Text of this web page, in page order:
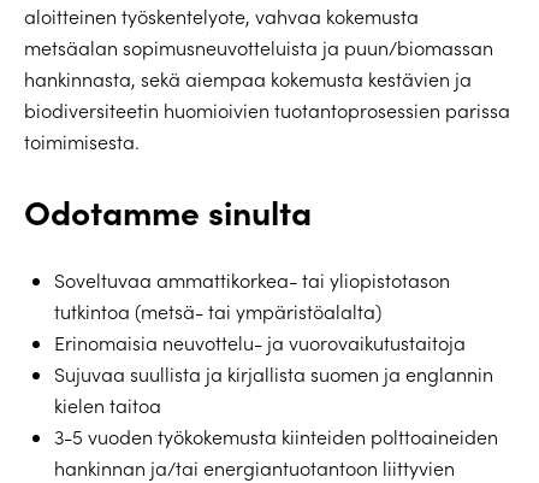
aloitteinen työskentelyote, vahvaa kokemusta
metsäalan sopimusneuvotteluista ja puun/biomassan
hankinnasta, sekä aiempaa kokemusta kestävien ja
biodiversiteetin huomioivien tuotantoprosessien parissa
toimimisesta.
Odotamme sinulta
Soveltuvaa ammattikorkea- tai yliopistotason
tutkintoa (metsä- tai ympäristöalalta)
Erinomaisia neuvottelu- ja vuorovaikutustaitoja
Sujuvaa suullista ja kirjallista suomen ja englannin
kielen taitoa
3-5 vuoden työkokemusta kiinteiden polttoaineiden
hankinnan ja/tai energiantuotantoon liittyvien